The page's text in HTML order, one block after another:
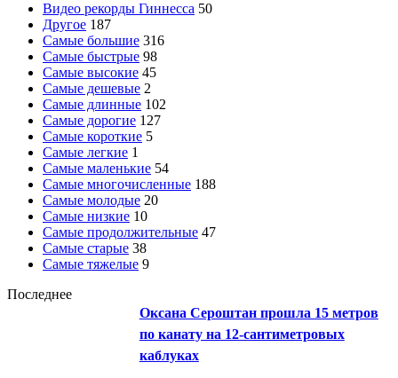
Видео рекорды Гиннесса 50
Другое 187
Самые большие 316
Самые быстрые 98
Самые высокие 45
Самые дешевые 2
Самые длинные 102
Самые дорогие 127
Самые короткие 5
Самые легкие 1
Самые маленькие 54
Самые многочисленные 188
Самые молодые 20
Самые низкие 10
Самые продолжительные 47
Самые старые 38
Самые тяжелые 9
Последнее
Оксана Сероштан прошла 15 метров
по канату на 12-сантиметровых
каблуках